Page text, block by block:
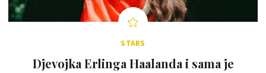
STARS
Djevojka Erlinga Haalanda i sama je